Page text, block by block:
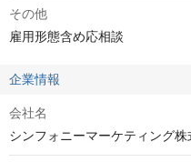
その他
雇用形態含め応相談
企業情報
会社名
シンフォニーマーケティング株